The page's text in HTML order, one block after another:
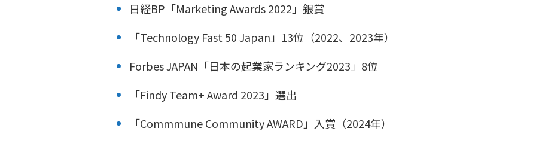
日経BP「Marketing Awards 2022」銀賞
「Technology Fast 50 Japan」13位（2022、2023年）
Forbes JAPAN「日本の起業家ランキング2023」8位
「Findy Team+ Award 2023」選出
「Commmune Community AWARD」入賞（2024年）